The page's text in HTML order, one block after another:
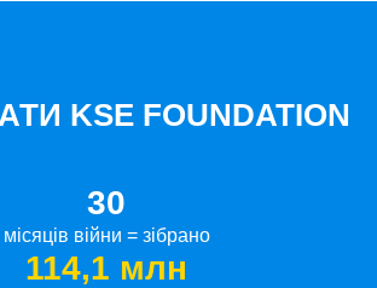
KSE FOUNDATION
30
місяців війни = зібрано
114,1 млн